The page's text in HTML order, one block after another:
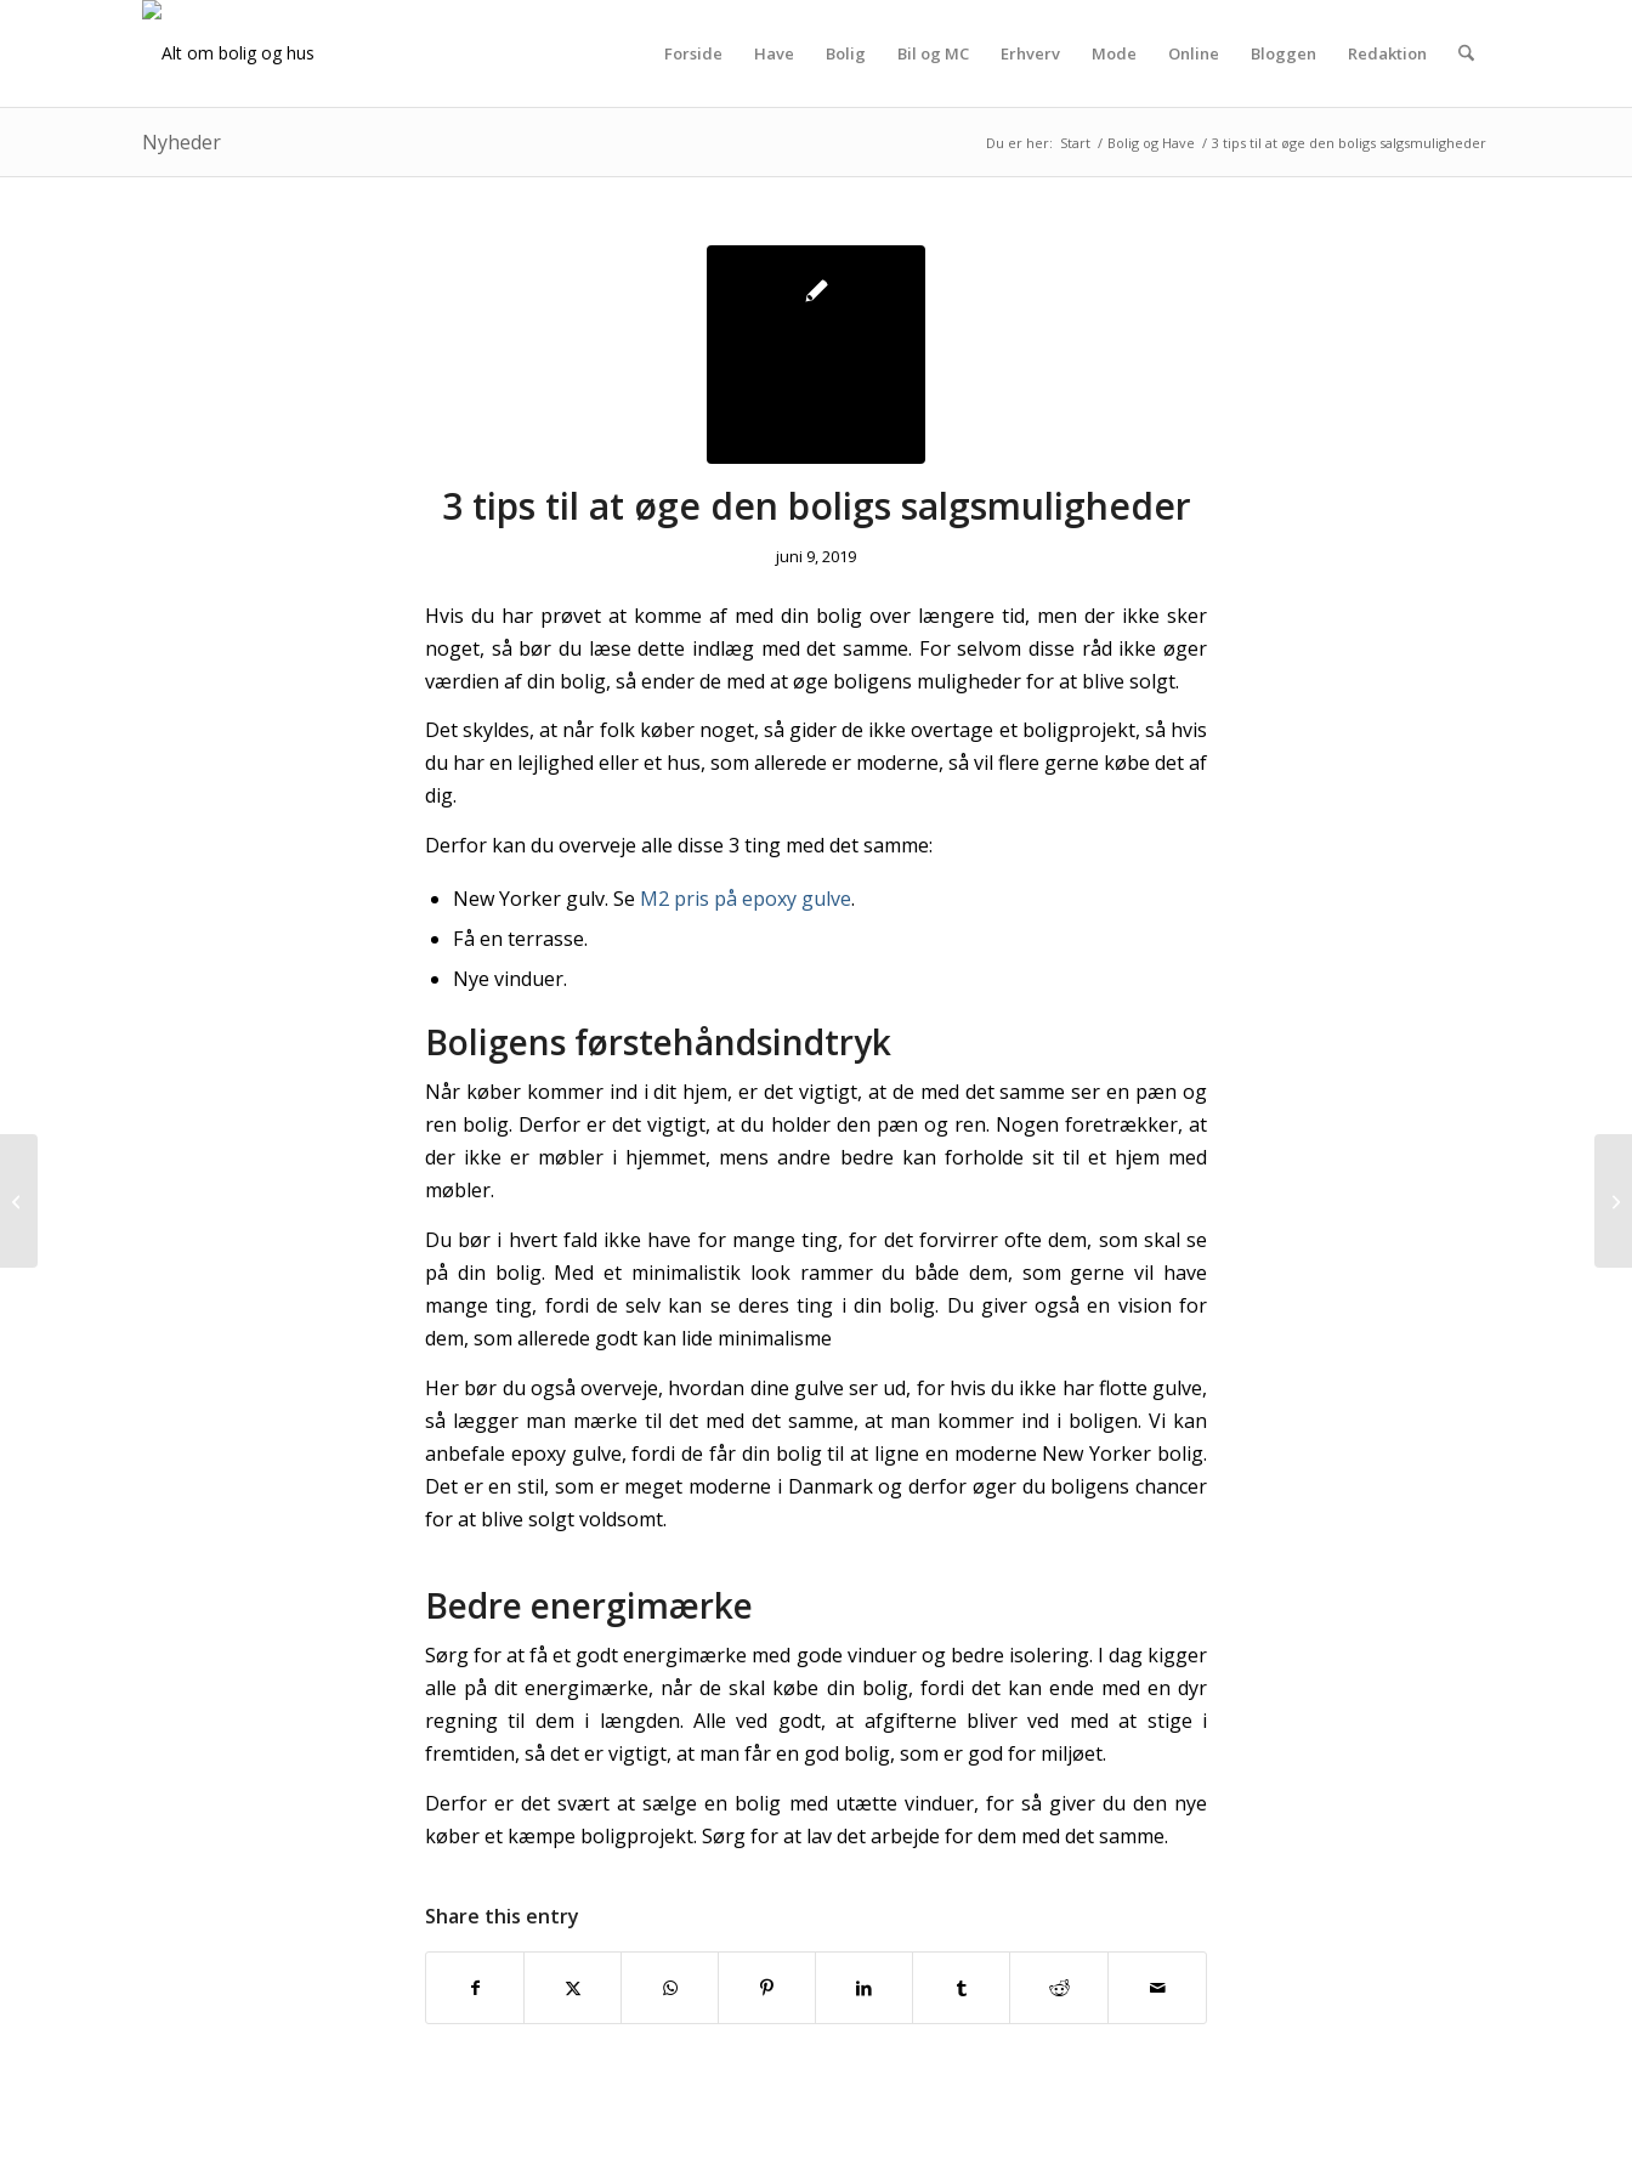
Forside Have Bolig Bil og MC Erhverv Mode Online Bloggen Redaktion
Nyheder Du er her: Start / Bolig og Have / 3 tips til at øge den boligs salgsmuligheder
3 tips til at øge den boligs salgsmuligheder
juni 9, 2019
Hvis du har prøvet at komme af med din bolig over længere tid, men der ikke sker
noget, så bør du læse dette indlæg med det samme. For selvom disse råd ikke øger
værdien af din bolig, så ender de med at øge boligens muligheder for at blive solgt.
Det skyldes, at når folk køber noget, så gider de ikke overtage et boligprojekt, så hvis
du har en lejlighed eller et hus, som allerede er moderne, så vil flere gerne købe det af
dig.
Derfor kan du overveje alle disse 3 ting med det samme:
New Yorker gulv. Se M2 pris på epoxy gulve.
Få en terrasse.
Nye vinduer.
Boligens førstehåndsindtryk
Når køber kommer ind i dit hjem, er det vigtigt, at de med det samme ser en pæn og
ren bolig. Derfor er det vigtigt, at du holder den pæn og ren. Nogen foretrækker, at
der ikke er møbler i hjemmet, mens andre bedre kan forholde sit til et hjem med
møbler.
Du bør i hvert fald ikke have for mange ting, for det forvirrer ofte dem, som skal se
på din bolig. Med et minimalistik look rammer du både dem, som gerne vil have
mange ting, fordi de selv kan se deres ting i din bolig. Du giver også en vision for
dem, som allerede godt kan lide minimalisme
Her bør du også overveje, hvordan dine gulve ser ud, for hvis du ikke har flotte gulve,
så lægger man mærke til det med det samme, at man kommer ind i boligen. Vi kan
anbefale epoxy gulve, fordi de får din bolig til at ligne en moderne New Yorker bolig.
Det er en stil, som er meget moderne i Danmark og derfor øger du boligens chancer
for at blive solgt voldsomt.
Bedre energimærke
Sørg for at få et godt energimærke med gode vinduer og bedre isolering. I dag kigger
alle på dit energimærke, når de skal købe din bolig, fordi det kan ende med en dyr
regning til dem i længden. Alle ved godt, at afgifterne bliver ved med at stige i
fremtiden, så det er vigtigt, at man får en god bolig, som er god for miljøet.
Derfor er det svært at sælge en bolig med utætte vinduer, for så giver du den nye
køber et kæmpe boligprojekt. Sørg for at lav det arbejde for dem med det samme.
Share this entry